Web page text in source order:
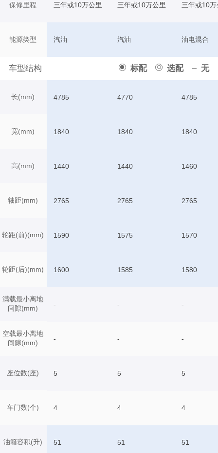
保修里程
能源类型
车型结构 标配 选配 无
长(mm)
宽(mm)
高(mm)
轴距(mm)
轮距(前)(mm)
轮距(后)(mm)
满载最小离地
间隙(mm)
空载最小离地
间隙(mm)
座位数(座)
车门数(个)
油箱容积(升)
三年或10万公里 三年或10万公里 三年或10万
汽油 汽油 油电混合
4785 4770 4785
1840 1840 1840
1440 1440 1460
2765 2765 2765
1590 1575 1570
1600 1585 1580
- - -
- - -
5 5 5
4 4 4
51 51 51